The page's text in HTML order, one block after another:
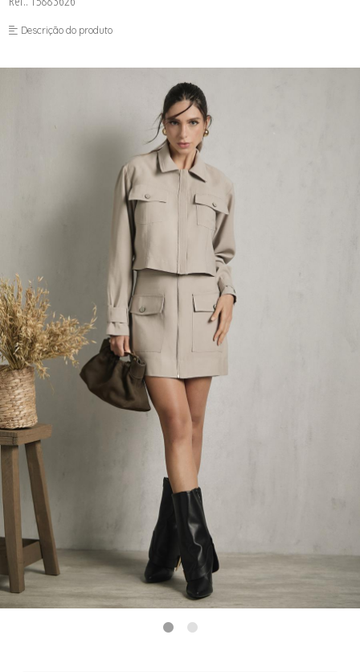
FUSEA-AGOSTO I-
LONGO-AGOSTO I-
MACAC-AGOSTO I-
Descrição do produto